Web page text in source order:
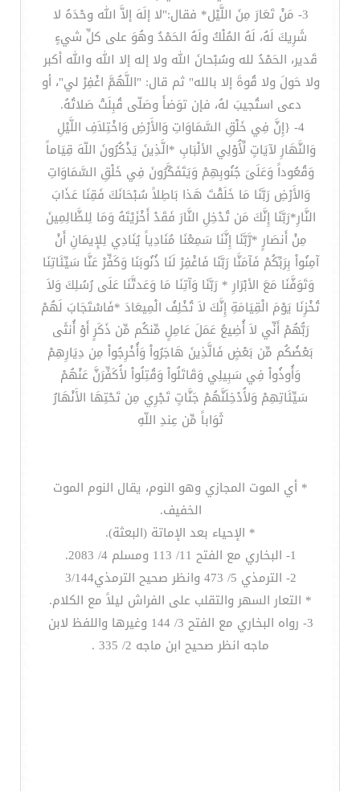
3- مَنْ تَعَارَ مِنَ اللَّيْل* فقال:"لا إلَهَ إلاَّ الله وحْدَهُ لا
شَرِيكَ لَهُ، لَهُ المُلْكُ ولَهُ الحَمْدُ وهُوَ على كلِّ شيءٍ
قَدير، الحَمْدُ لله وسُبْحانَ الله ولا إله إلا الله والله أكبر
ولا حَولَ ولا قُوةَ إلا بالله" ثم قال: "اللَّهُمَّ اغْفِرْ لي"، أو
دعى استُجيبَ لهُ، فإن توَضأَ وصَلّى قُبِلَتْ صَلاتُهُ.
4- {إِنَّ فِي خَلْقِ السَّمَاوَاتِ وَالأَرْضِ وَاخْتِلاَفِ اللَّيْلِ
وَالنَّهَارِ لآيَاتٍ لِّأُوْلِي الألْبَابِ *الَّذِينَ يَذْكُرُونَ اللّهَ قِيَاماً
وَقُعُوداً وَعَلَىَ جُنُوبِهِمْ وَيَتَفَكَّرُونَ فِي خَلْقِ السَّمَاوَاتِ
وَالأَرْضِ رَبَّنَا مَا خَلَقْتَ هَذا بَاطِلاً سُبْحَانَكَ فَقِنَا عَذَابَ
النَّارِ*رَبَّنَا إِنَّكَ مَن تُدْخِلِ النَّارَ فَقَدْ أَخْزَيْتَهُ وَمَا لِلظَّالِمِينَ
مِنْ أَنصَارٍ *رَّبَّنَا إِنَّنَا سَمِعْنَا مُنَادِياً يُنَادِي لِلإِيمَانِ أَنْ
آمِنُواْ بِرَبِّكُمْ فَآمَنَّا رَبَّنَا فَاغْفِرْ لَنَا ذُنُوبَنَا وَكَفِّرْ عَنَّا سَيِّئَاتِنَا
وَتَوَفَّنَا مَعَ الأبْرَارِ * رَبَّنَا وَآتِنَا مَا وَعَدتَّنَا عَلَى رُسُلِكَ وَلاَ
تُخْزِنَا يَوْمَ الْقِيَامَةِ إِنَّكَ لاَ تُخْلِفُ الْمِيعَادَ *فَاسْتَجَابَ لَهُمْ
رَبُّهُمْ أَنِّي لاَ أُضِيعُ عَمَلَ عَامِلٍ مِّنكُم مِّن ذَكَرٍ أَوْ أُنثَى
بَعْضُكُم مِّن بَعْضٍ فَالَّذِينَ هَاجَرُواْ وَأُخْرِجُواْ مِن دِيَارِهِمْ
وَأُوذُواْ فِي سَبِيلِي وَقَاتَلُواْ وَقُتِلُواْ لأُكَفِّرَنَّ عَنْهُمْ
سَيِّئَاتِهِمْ وَلأُدْخِلَنَّهُمْ جَنَّاتٍ تَجْرِي مِن تَحْتِهَا الأَنْهَارُ
ثَوَاباً مِّن عِندِ اللّهِ
* أي الموت المجازي وهو النوم، يقال النوم الموت
الخفيف.
* الإحياء بعد الإماتة (البعثة).
1- البخاري مع الفتح 11/ 113 ومسلم 4/ 2083.
2- الترمذي 5/ 473 وانظر صحيح الترمذي3/144
* التعار السهر والتقلب على الفراش ليلاً مع الكلام.
3- رواه البخاري مع الفتح 3/ 144 وغيرها واللفظ لابن
ماجه انظر صحيح ابن ماجه 2/ 335 .